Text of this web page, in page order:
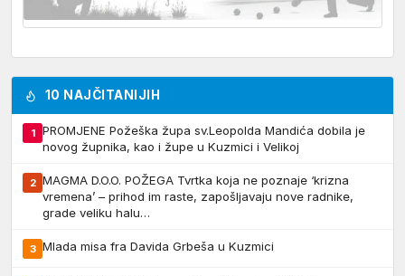
10 NAJČITANIJIH
1
PROMJENE Požeška župa sv.Leopolda Mandića dobila je
novog župnika, kao i župe u Kuzmici i Velikoj
2 MAGMA D.O.O. POŽEGA Tvrtka koja ne poznaje ‘krizna
vremena’ – prihod im raste, zapošljavaju nove radnike,
grade veliku halu…
3 Mlada misa fra Davida Grbeša u Kuzmici